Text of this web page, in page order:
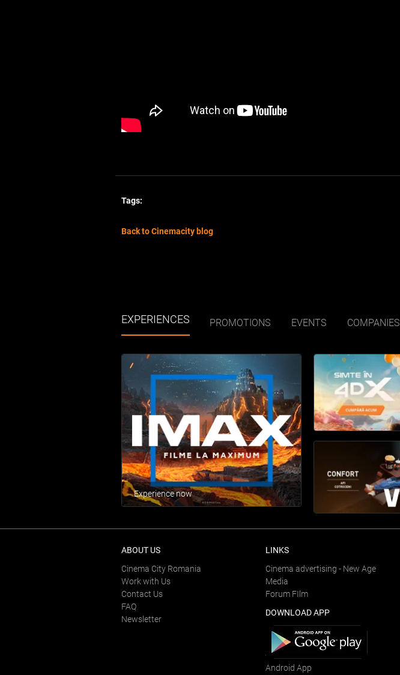
Tags:
Back to Cinemacity blog
EXPERIENCES PROMOTIONS EVENTS COMPANIES
Experience now
ABOUT US
Cinema City Romania
Work with Us
Contact Us
FAQ
Newsletter
LINKS
Cinema advertising - New Age
Media
Forum FIlm
DOWNLOAD APP
Android App